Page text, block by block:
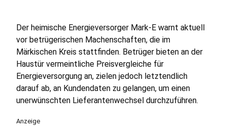
Der heimische Energieversorger Mark-E warnt aktuell
vor betrügerischen Machenschaften, die im
Märkischen Kreis stattfinden. Betrüger bieten an der
Haustür vermeintliche Preisvergleiche für
Energieversorgung an, zielen jedoch letztendlich
darauf ab, an Kundendaten zu gelangen, um einen
unerwünschten Lieferantenwechsel durchzuführen.
Anzeige